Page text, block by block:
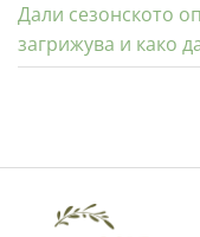
Дали сезонското
загрижува и како